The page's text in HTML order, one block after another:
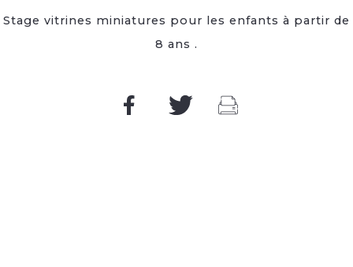
Stage vitrines miniatures pour les enfants à partir de
8 ans .